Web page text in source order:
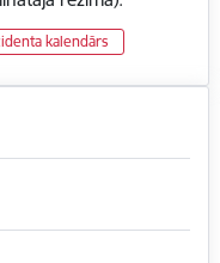
kalendārs